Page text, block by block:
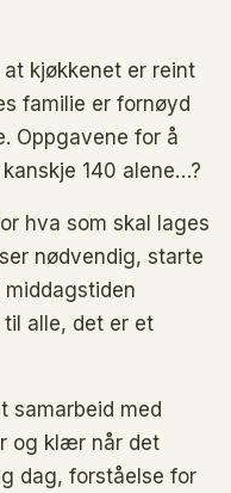
kjøkkenet er reint
familie er fornøyd
Oppgavene for å
140 alene…?
hva som skal lages
nødvendig, starte
alle, det er et
samarbeid med
og klær når det
dag, forståelse for